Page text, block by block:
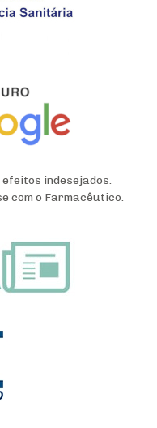
indesejados.
com o Farmacêutico.